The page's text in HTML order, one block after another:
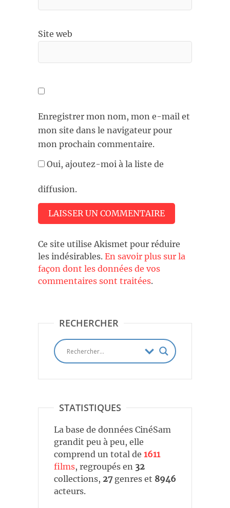
Site web
Enregistrer mon nom, mon e-mail et
mon site dans le navigateur pour
mon prochain commentaire.
Oui, ajoutez-moi à la liste de
diffusion.
Ce site utilise Akismet pour réduire
les indésirables. En savoir plus sur la
façon dont les données de vos
commentaires sont traitées.
RECHERCHER
STATISTIQUES
La base de données CinéSam
grandit peu à peu, elle
comprend un total de 1611
films, regroupés en 32
collections, 27genres et 8946
acteurs.